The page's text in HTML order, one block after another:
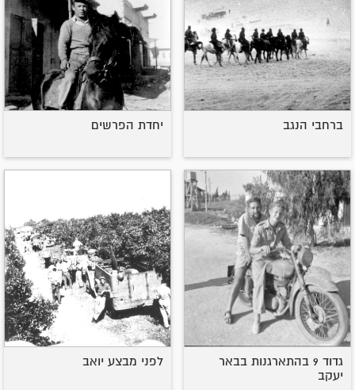
ברחבי הנגב יחדת הפרשים
גדוד 9 בהתארגנות בבאר
יעקב
לפני מבצע יואב